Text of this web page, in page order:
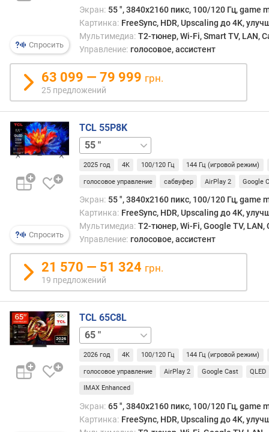
с
)
ч
т
о
т
а
м
к
а
р
(
Г
ц
)
ч
Спросить
Экран: 55 ", 3840x2160 пикс, 100/120 Гц, game
Картинка: FreeSync, HDR, Upscaling до 4K,
Мультимедиа: T2-тюнер, Wi-Fi, Smart TV, LAN,
Управление: голосовое, ассистент
63 099 — 79 999 грн.
25 предложений
Спросить
TCL 55P8K
65 "75 "
2025 год 4K 100/120 Гц 144 Гц (игровой режим)
голосовое управление сабвуфер AirPlay 2 Google
Экран: 55 ", 3840x2160 пикс, 100/120 Гц, game
Картинка: FreeSync, HDR, Upscaling до 4K,
Мультимедиа: T2-тюнер, Wi-Fi, Google TV, LAN,
Управление: голосовое, ассистент
21 570 — 51 324 грн.
19 предложений
TCL 65C8L
55 "75 "
2026 год 4K 100/120 Гц 144 Гц (игровой режим)
голосовое управление AirPlay 2 Google Cast QLED
IMAX Enhanced
Экран: 65 ", 3840x2160 пикс, 100/120 Гц, game
Картинка: FreeSync, HDR, Upscaling до 4K,